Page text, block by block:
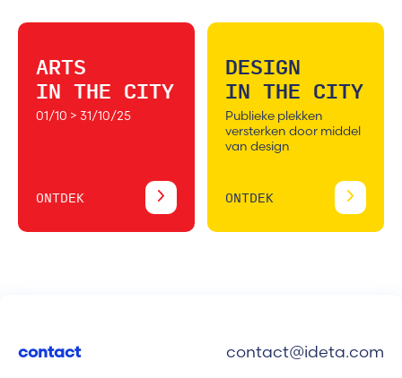
ARTS
IN THE CITY
01/10 > 31/10/25
ONTDEK
DESIGN
IN THE CITY
Publieke plekken
versterken door middel
van design
ONTDEK
contact contact@ideta.com